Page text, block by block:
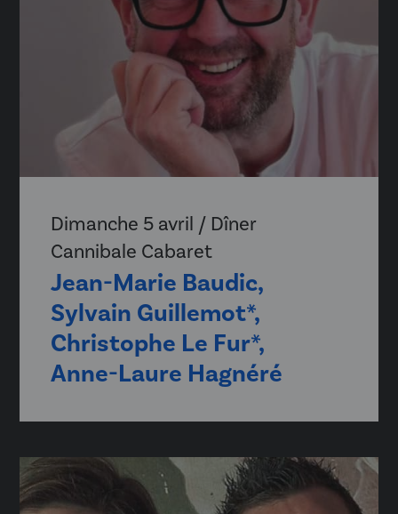
Dimanche 5 avril / Dîner
Cannibale Cabaret
Jean-Marie Baudic,
Sylvain Guillemot*,
Christophe Le Fur*,
Anne-Laure Hagnéré